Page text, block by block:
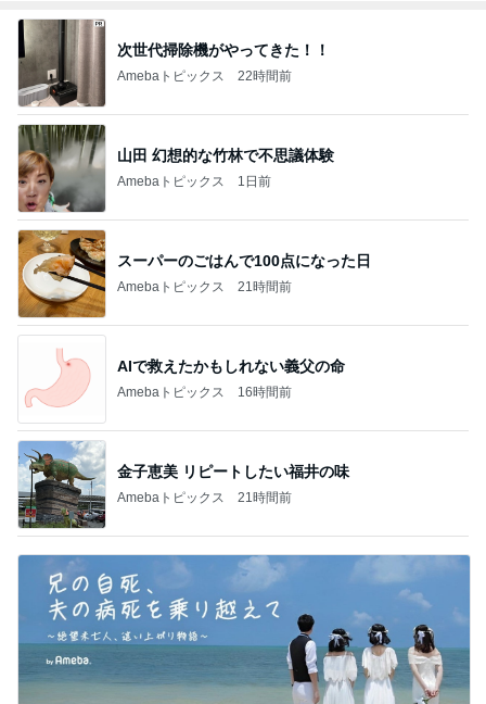
次世代掃除機がやってきた！！
Amebaトピックス 22時間前
山田 幻想的な竹林で不思議体験
Amebaトピックス 1日前
スーパーのごはんで100点になった日
Amebaトピックス 21時間前
AIで救えたかもしれない義父の命
Amebaトピックス 16時間前
金子恵美 リピートしたい福井の味
Amebaトピックス 21時間前